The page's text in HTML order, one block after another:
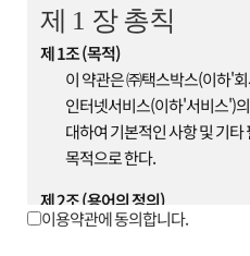
제 1 장 총칙
제 1조 (목적)
이 약관은 ㈜택스박스(이하'
인터넷서비스(이하'서비스')
대하여 기본적인 사항 및 기
목적으로 한다.
제 2조 (용어의 정의)
1. 이 약관에서 사용하는 용어
이용약관에 동의합니다.